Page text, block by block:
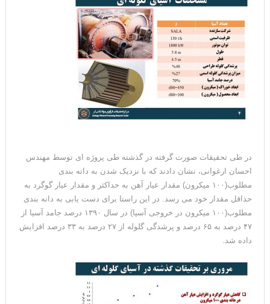
در طی تحقیقات صورت گرفته در گذشته طی پروژه ای توسط مهندس
احسان ارغوانی، نشان دادند که با نزدیک شدن به دانه بندی
مطلوب(۱۰۰ میکرون) مقدار عیار آهن به حداکثر و مقدار عیار گوگرد به
حذاقل مقدار خود می رسد. در این راستا برای دست یابی به دانه بندی
مطلوب(۱۰۰ میکرون در خروجی آسیا) در سال ۱۳۹۰ درصد جامد آسیا از
۴۷ درصد به ۶۵ درصد و پرشدگی گلوله از ۲۷ درصد به ۳۳ درصد افزایش
داده شد.